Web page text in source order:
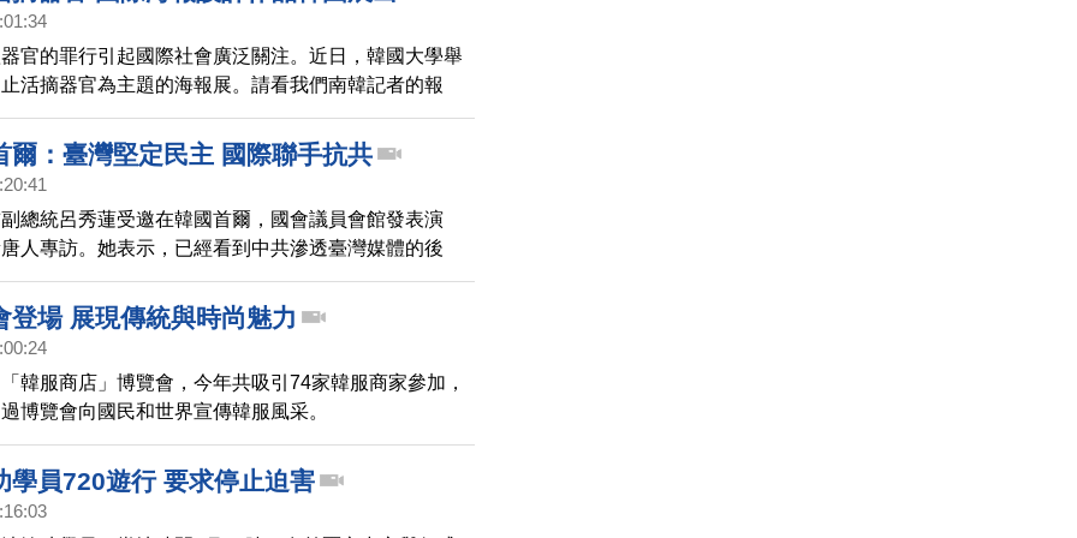
官的罪行引起國際社會廣泛關注。近日，韓國大學舉
活摘器官為主題的海報展。請看我們南韓記者的報
爾：臺灣堅定民主 國際聯手抗共
總統呂秀蓮受邀在韓國首爾，國會議員會館發表演
人專訪。她表示，已經看到中共滲透臺灣媒體的後
復建交，理想思考和對待臺灣。
登場 展現傳統與時尚魅力
韓服商店」博覽會，今年共吸引74家韓服商家參加，
博覽會向國民和世界宣傳韓服風采。
學員720遊行 要求停止迫害